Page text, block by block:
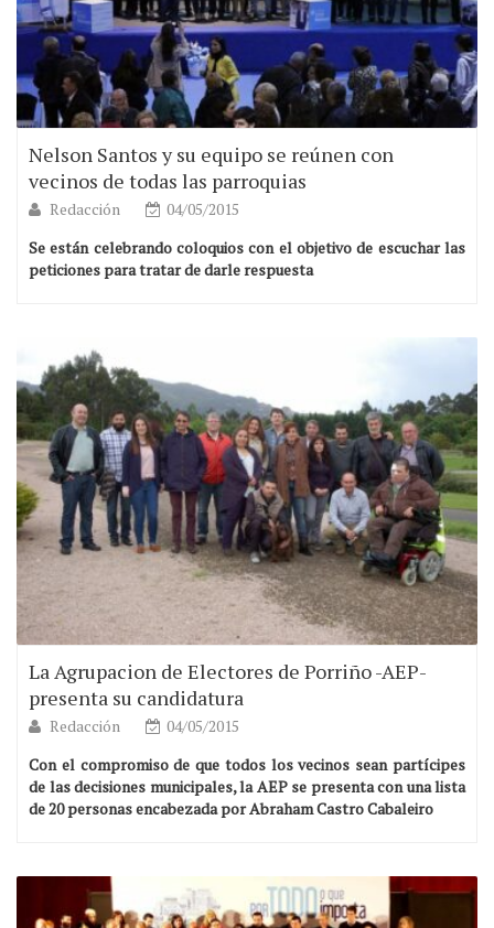
Nelson Santos y su equipo se reúnen con
vecinos de todas las parroquias
Redacción
04/05/2015
Se están celebrando coloquios con el objetivo de escuchar las
peticiones para tratar de darle respuesta
La Agrupacion de Electores de Porriño -AEP-
presenta su candidatura
Redacción
04/05/2015
Con el compromiso de que todos los vecinos sean partícipes
de las decisiones municipales, la AEP se presenta con una lista
de 20 personas encabezada por Abraham Castro Cabaleiro